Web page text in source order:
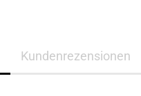
Kundenrezensionen